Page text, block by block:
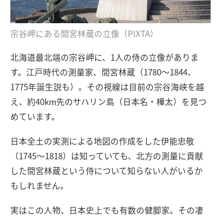
宗谷岬にある間宮林蔵の立像（PIXTA）
北海道最北端の宗谷岬に、1人の侍の立像がありま
す。江戸時代の測量家、間宮林蔵（1780〜1844、
1775年誕生説も）。その視線は目前の宗谷海峡を越
え、約40km先のサハリン島（日本名・樺太）を見つ
めています。
日本全土の実測による地図の作成をした伊能忠敬
（1745～1818）は知っていても、北方の測量に貢献
した間宮林蔵という侍について知らない人がいるか
もしれません。
実はこの人物、日本史上でも有数の健脚家。その凄